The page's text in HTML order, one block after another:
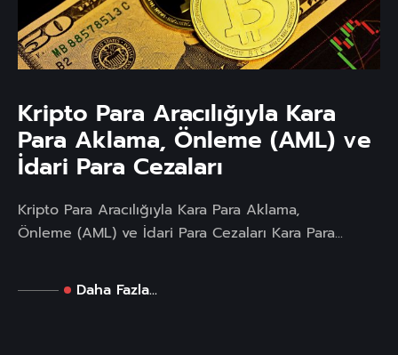
Kripto Para Aracılığıyla Kara
Para Aklama, Önleme (AML) ve
İdari Para Cezaları
Kripto Para Aracılığıyla Kara Para Aklama,
Önleme (AML) ve İdari Para Cezaları Kara Para...
Daha Fazla...